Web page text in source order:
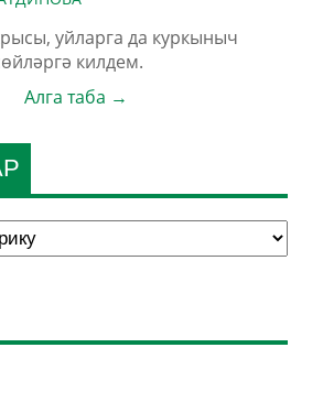
уйларга да куркыныч
килдем.
Алга таба →